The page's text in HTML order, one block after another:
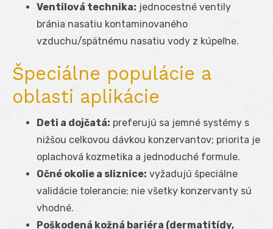
Ventilová technika: jednocestné ventily
bránia nasatiu kontaminovaného
vzduchu/spätnému nasatiu vody z kúpeľne.
Špeciálne populácie a
oblasti aplikácie
Deti a dojčatá: preferujú sa jemné systémy s
nižšou celkovou dávkou konzervantov; priorita je
oplachová kozmetika a jednoduché formule.
Očné okolie a sliznice: vyžadujú špeciálne
validácie tolerancie; nie všetky konzervanty sú
vhodné.
Poškodená kožná bariéra (dermatitídy,